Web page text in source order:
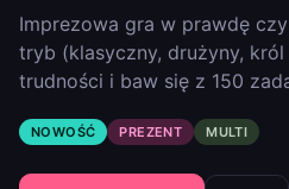
Imprezowa gra w prawdę
tryb (klasyczny, drużyny,
trudności i baw się z 150
NOWOŚĆ PREZENT MULTI